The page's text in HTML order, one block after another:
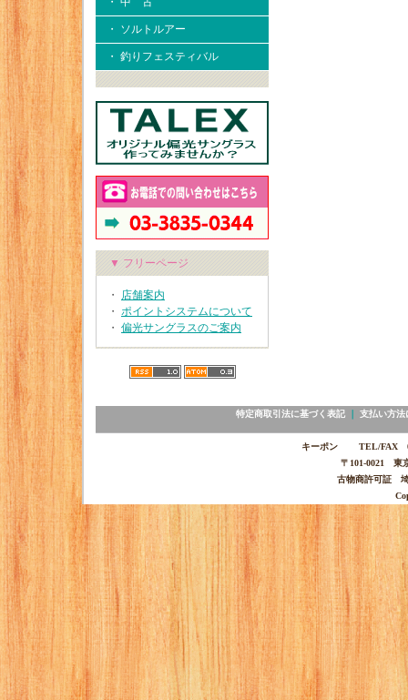
・ ソルトルアー
・ 釣りフェスティバル
▼ フリーページ
・ 店舗案内
・ ポイントシステムについて
・ 偏光サングラスのご案内
特定商取引法に基づく表記｜ 支払い方法
キーポン TEL/FAX
〒101-0021 東
古物商許可証